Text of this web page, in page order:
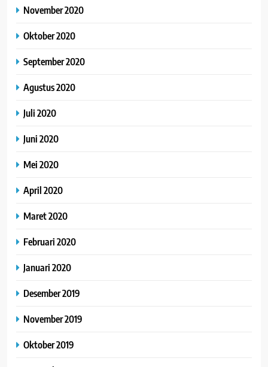
November 2020
Oktober 2020
September 2020
Agustus 2020
Juli 2020
Juni 2020
Mei 2020
April 2020
Maret 2020
Februari 2020
Januari 2020
Desember 2019
November 2019
Oktober 2019